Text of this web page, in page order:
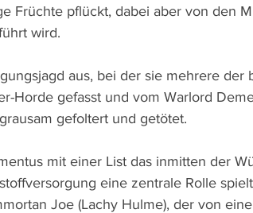
Früchte pflückt, dabei aber von den
wird.
aus, bei der sie mehrere der
Horde gefasst und vom Warlord
gefoltert und getötet.
mit einer List das inmitten der
eine zentrale Rolle
Joe (Lachy Hulme), der von